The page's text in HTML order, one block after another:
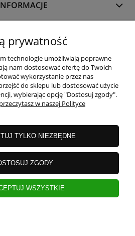
O NAS
prywatność
technologie umożliwiają poprawne
nam dostosować ofertę do Twoich
wykorzystanie przez nas
do sklepu lub dostosować użycie
wybierając opcję "Dostosuj zgody".
w naszej Polityce
TYLKO NIEZBĘDNE
ZGODY
WSZYSTKIE